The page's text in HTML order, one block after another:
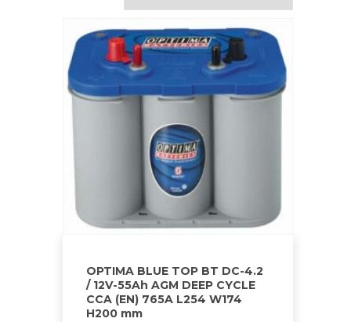
OPTIMA BLUE TOP BT DC-4.2
/ 12V-55Ah AGM DEEP CYCLE
CCA (EN) 765A L254 W174
H200 mm